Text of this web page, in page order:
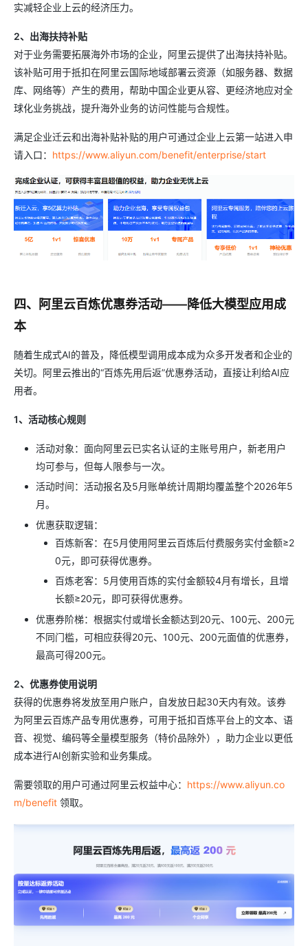
实减轻企业上云的经济压力。
2、出海扶持补贴
对于业务需要拓展海外市场的企业，阿里云提供了出海扶持补贴。
该补贴可用于抵扣在阿里云国际地域部署云资源（如服务器、数据
库、网络等）产生的费用，帮助中国企业更从容、更经济地应对全
球化业务挑战，提升海外业务的访问性能与合规性。
满足企业迁云和出海补贴补贴的用户可通过企业上云第一站进入申
请入口： https://www.aliyun.com/benefit/enterprise/start
四、阿里云百炼优惠券活动——降低大模型应用成
本
随着生成式AI的普及，降低模型调用成本成为众多开发者和企业的
关切。阿里云推出的“百炼先用后返”优惠券活动，直接让利给AI应
用者。
1、活动核心规则
活动对象：面向阿里云已实名认证的主账号用户，新老用户
均可参与，但每人限参与一次。
活动时间：活动报名及5月账单统计周期均覆盖整个2026年5
月。
优惠获取逻辑：
百炼新客：在5月使用阿里云百炼后付费服务实付金额≥2
0元，即可获得优惠券。
百炼老客：5月使用百炼的实付金额较4月有增长，且增
长额≥20元，即可获得优惠券。
优惠券阶梯：根据实付或增长金额达到20元、100元、200元
不同门槛，可相应获得20元、100元、200元面值的优惠券，
最高可得200元。
2、优惠券使用说明
获得的优惠券将发放至用户账户，自发放日起30天内有效。该券
为阿里云百炼产品专用优惠券，可用于抵扣百炼平台上的文本、语
音、视觉、编码等全量模型服务（特价品除外），助力企业以更低
成本进行AI创新实验和业务集成。
需要领取的用户可通过阿里云权益中心： https://www.aliyun.co
m/benefit 领取。